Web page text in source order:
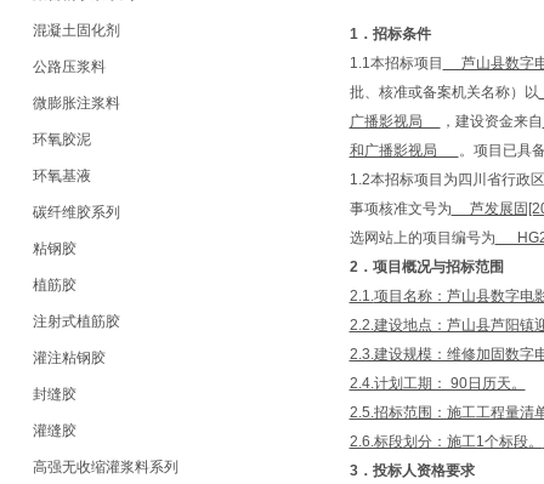
混凝土固化剂
公路压浆料
微膨胀注浆料
环氧胶泥
环氧基液
碳纤维胶系列
粘钢胶
植筋胶
注射式植筋胶
灌注粘钢胶
封缝胶
灌缝胶
高强无收缩灌浆料系列
1．招标条件
1.1本招标项目
芦山县数字
批、核准或备案机关名称）以
广播影视局
，建设资金来自
和广播影视局
。项目已具
1.2本招标项目为四川省行政
事项核准文号为 芦发展固
选网站上的项目编号为
2．项目概况与招标范围
2.1.项目名称：芦山县数字电
2.2.建设地点：芦山县芦阳镇
2.3.建设规模：维修加固数字
2.4.计划工期： 90日历天。
2.5.招标范围：施工工程量清
2.6.标段划分：施工1个标段。
3．投标人资格要求